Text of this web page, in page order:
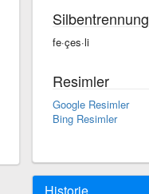
Silbentrennung
fe·çes·li
Resimler
Google Resimler
Bing Resimler
Historie